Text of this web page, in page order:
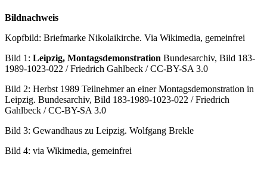
Bildnachweis
Kopfbild: Briefmarke Nikolaikirche. Via Wikimedia, gemeinfrei
Bild 1: Leipzig, Montagsdemonstration Bundesarchiv, Bild 183-
1989-1023-022 / Friedrich Gahlbeck / CC-BY-SA 3.0
Bild 2: Herbst 1989 Teilnehmer an einer Montagsdemonstration in
Leipzig. Bundesarchiv, Bild 183-1989-1023-022 / Friedrich
Gahlbeck / CC-BY-SA 3.0
Bild 3: Gewandhaus zu Leipzig. Wolfgang Brekle
Bild 4: via Wikimedia, gemeinfrei